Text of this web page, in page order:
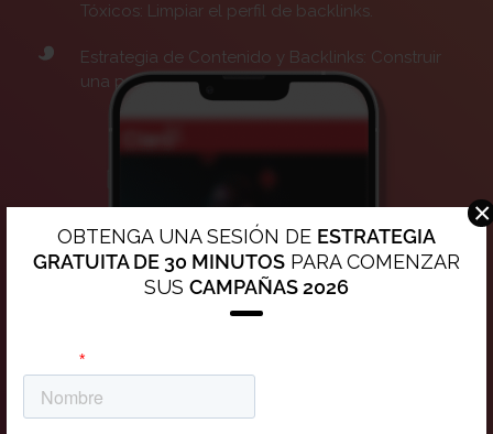
OBTENGA UNA SESIÓN DE ESTRATEGIA
GRATUITA DE 30 MINUTOS PARA COMENZAR
SUS CAMPAÑAS 2026
×
Tóxicos: Limpiar el perfil de backlinks.
Estrategia de Contenido y Backlinks: Construir
una presencia en línea más robusta.